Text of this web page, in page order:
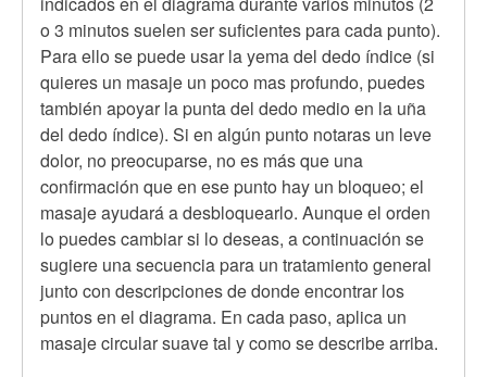
o 3 minutos suelen ser suficientes para cada punto).
Para ello se puede usar la yema del dedo índice (si
quieres un masaje un poco mas profundo, puedes
también apoyar la punta del dedo medio en la uña
del dedo índice). Si en algún punto notaras un leve
dolor, no preocuparse, no es más que una
confirmación que en ese punto hay un bloqueo; el
masaje ayudará a desbloquearlo. Aunque el orden
lo puedes cambiar si lo deseas, a continuación se
sugiere una secuencia para un tratamiento general
junto con descripciones de donde encontrar los
puntos en el diagrama. En cada paso, aplica un
masaje circular suave tal y como se describe arriba.